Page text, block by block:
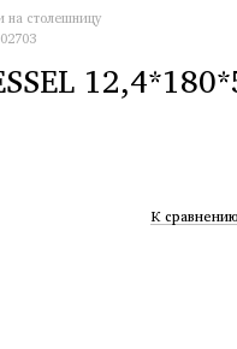
на столешницу
К сравнению